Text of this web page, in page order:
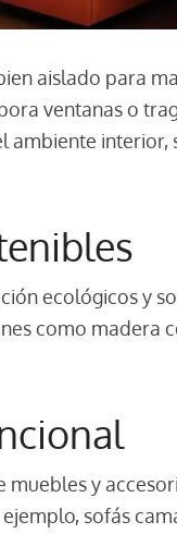
aislado para
ventanas o
ambiente
ecológicos y
como madera
muebles y
sofás